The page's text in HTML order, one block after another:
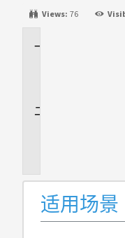
Views: 76
适用场景